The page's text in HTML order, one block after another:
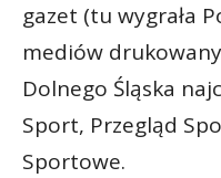
gazet (tu wygrała
mediów
Dolnego Śląska
Sport, Przegląd
Sportowe.